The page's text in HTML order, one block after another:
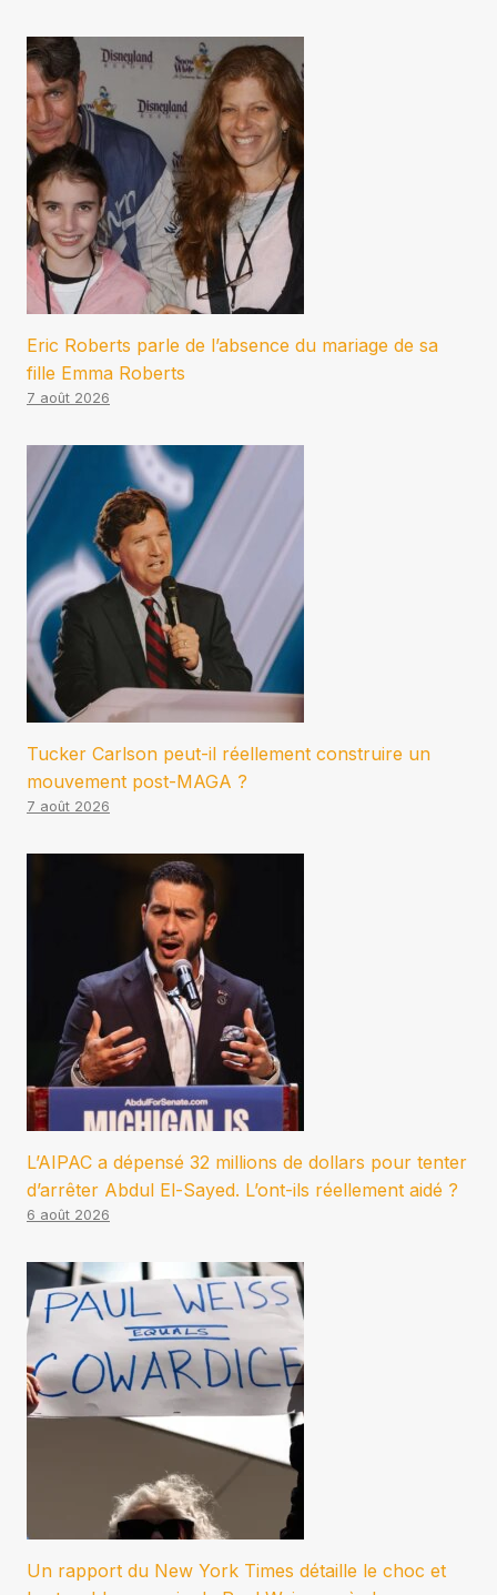
Eric Roberts parle de l’absence du mariage de sa
fille Emma Roberts
7 août 2026
Tucker Carlson peut-il réellement construire un
mouvement post-MAGA ?
7 août 2026
L’AIPAC a dépensé 32 millions de dollars pour tenter
d’arrêter Abdul El-Sayed. L’ont-ils réellement aidé ?
6 août 2026
Un rapport du New York Times détaille le choc et